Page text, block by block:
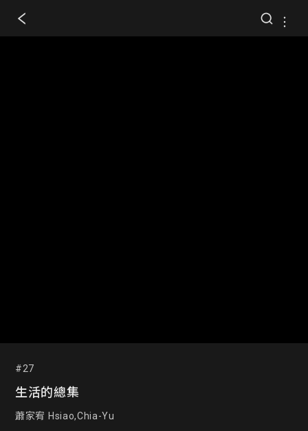
#27
生活的總集
蕭家宥 Hsiao,Chia-Yu